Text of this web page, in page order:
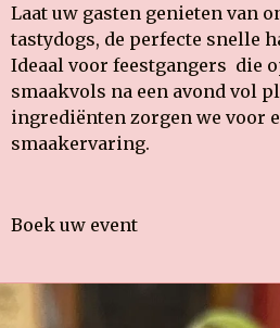
Laat uw gasten genieten van
tastydogs, de perfecte snelle
Ideaal voor feestgangers die
smaakvols na een avond vol
ingrediënten zorgen we voor
smaakervaring.
Boek uw event